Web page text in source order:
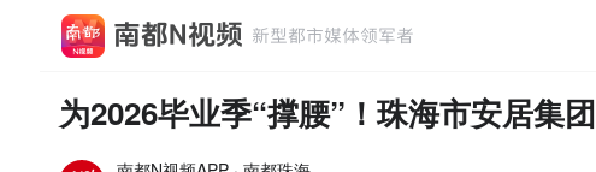
为2026毕业季“撑腰”！珠海市安居集